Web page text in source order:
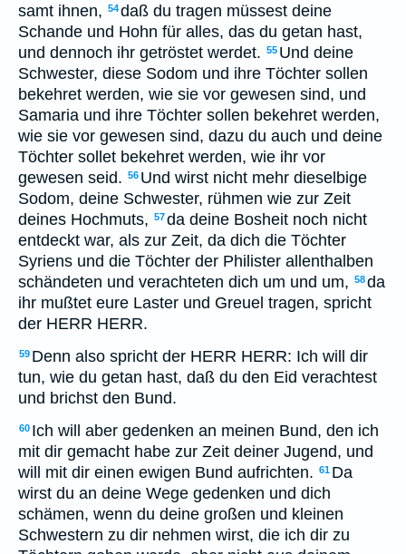
samt ihnen, 54daß du tragen müssest deine
Schande und Hohn für alles, das du getan hast,
und dennoch ihr getröstet werdet. 55 Und deine
Schwester, diese Sodom und ihre Töchter sollen
bekehret werden, wie sie vor gewesen sind, und
Samaria und ihre Töchter sollen bekehret werden,
wie sie vor gewesen sind, dazu du auch und deine
Töchter sollet bekehret werden, wie ihr vor
gewesen seid. 56 Und wirst nicht mehr dieselbige
Sodom, deine Schwester, rühmen wie zur Zeit
deines Hochmuts, 57da deine Bosheit noch nicht
entdeckt war, als zur Zeit, da dich die Töchter
Syriens und die Töchter der Philister allenthalben
schändeten und verachteten dich um und um, 58da
ihr mußtet eure Laster und Greuel tragen, spricht
der HERR HERR.
59 Denn also spricht der HERR HERR: Ich will dir
tun, wie du getan hast, daß du den Eid verachtest
und brichst den Bund.
60 Ich will aber gedenken an meinen Bund, den ich
mit dir gemacht habe zur Zeit deiner Jugend, und
will mit dir einen ewigen Bund aufrichten. 61 Da
wirst du an deine Wege gedenken und dich
schämen, wenn du deine großen und kleinen
Schwestern zu dir nehmen wirst, die ich dir zu